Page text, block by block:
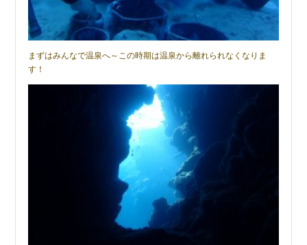
まずはみんなで温泉へ～この時期は温泉から離れられなくなりま
す！